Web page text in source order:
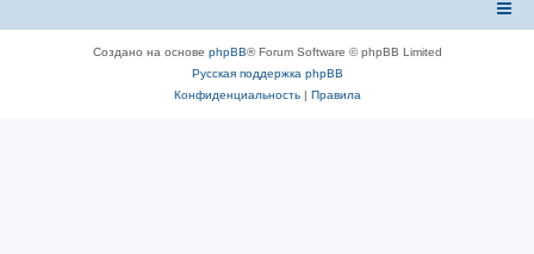
Создано на основе phpBB® Forum Software © phpBB Limited
Русская поддержка phpBB
Конфиденциальность| Правила